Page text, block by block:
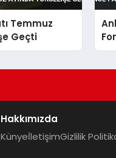
Temmuz
Geçti
Hakkımızda
KünyeİletişimGizlilik